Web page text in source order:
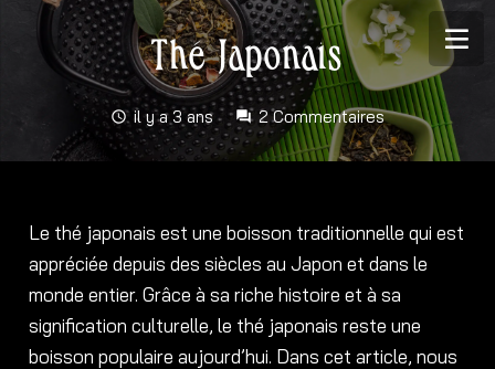
Thé Japonais
schedule il y a 3 ans forum 2Commentaires
Le thé japonais est une boisson traditionnelle qui est
appréciée depuis des siècles au Japon et dans le
monde entier. Grâce à sa riche histoire et à sa
signification culturelle, le thé japonais reste une
boisson populaire aujourd’hui. Dans cet article, nous